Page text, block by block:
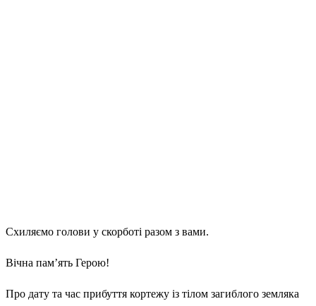
Схиляємо голови у скорботі разом з вами.
Вічна пам’ять Герою!
Про дату та час прибуття кортежу із тілом загиблого земляка